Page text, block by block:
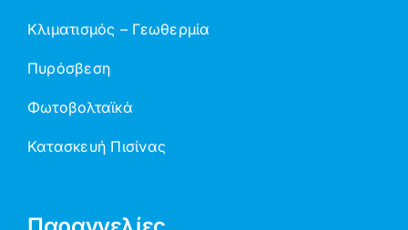
Κλιματισμός – Γεωθερμία
Πυρόσβεση
Φωτοβολταϊκά
Κατασκευή Πισίνας